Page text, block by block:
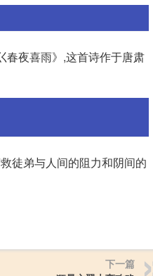
春夜喜雨》,这首诗作于唐肃
徒弟与人间的阻力和阴间的
下一篇